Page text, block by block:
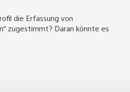
die Erfassung von
zugestimmt? Daran könnte es